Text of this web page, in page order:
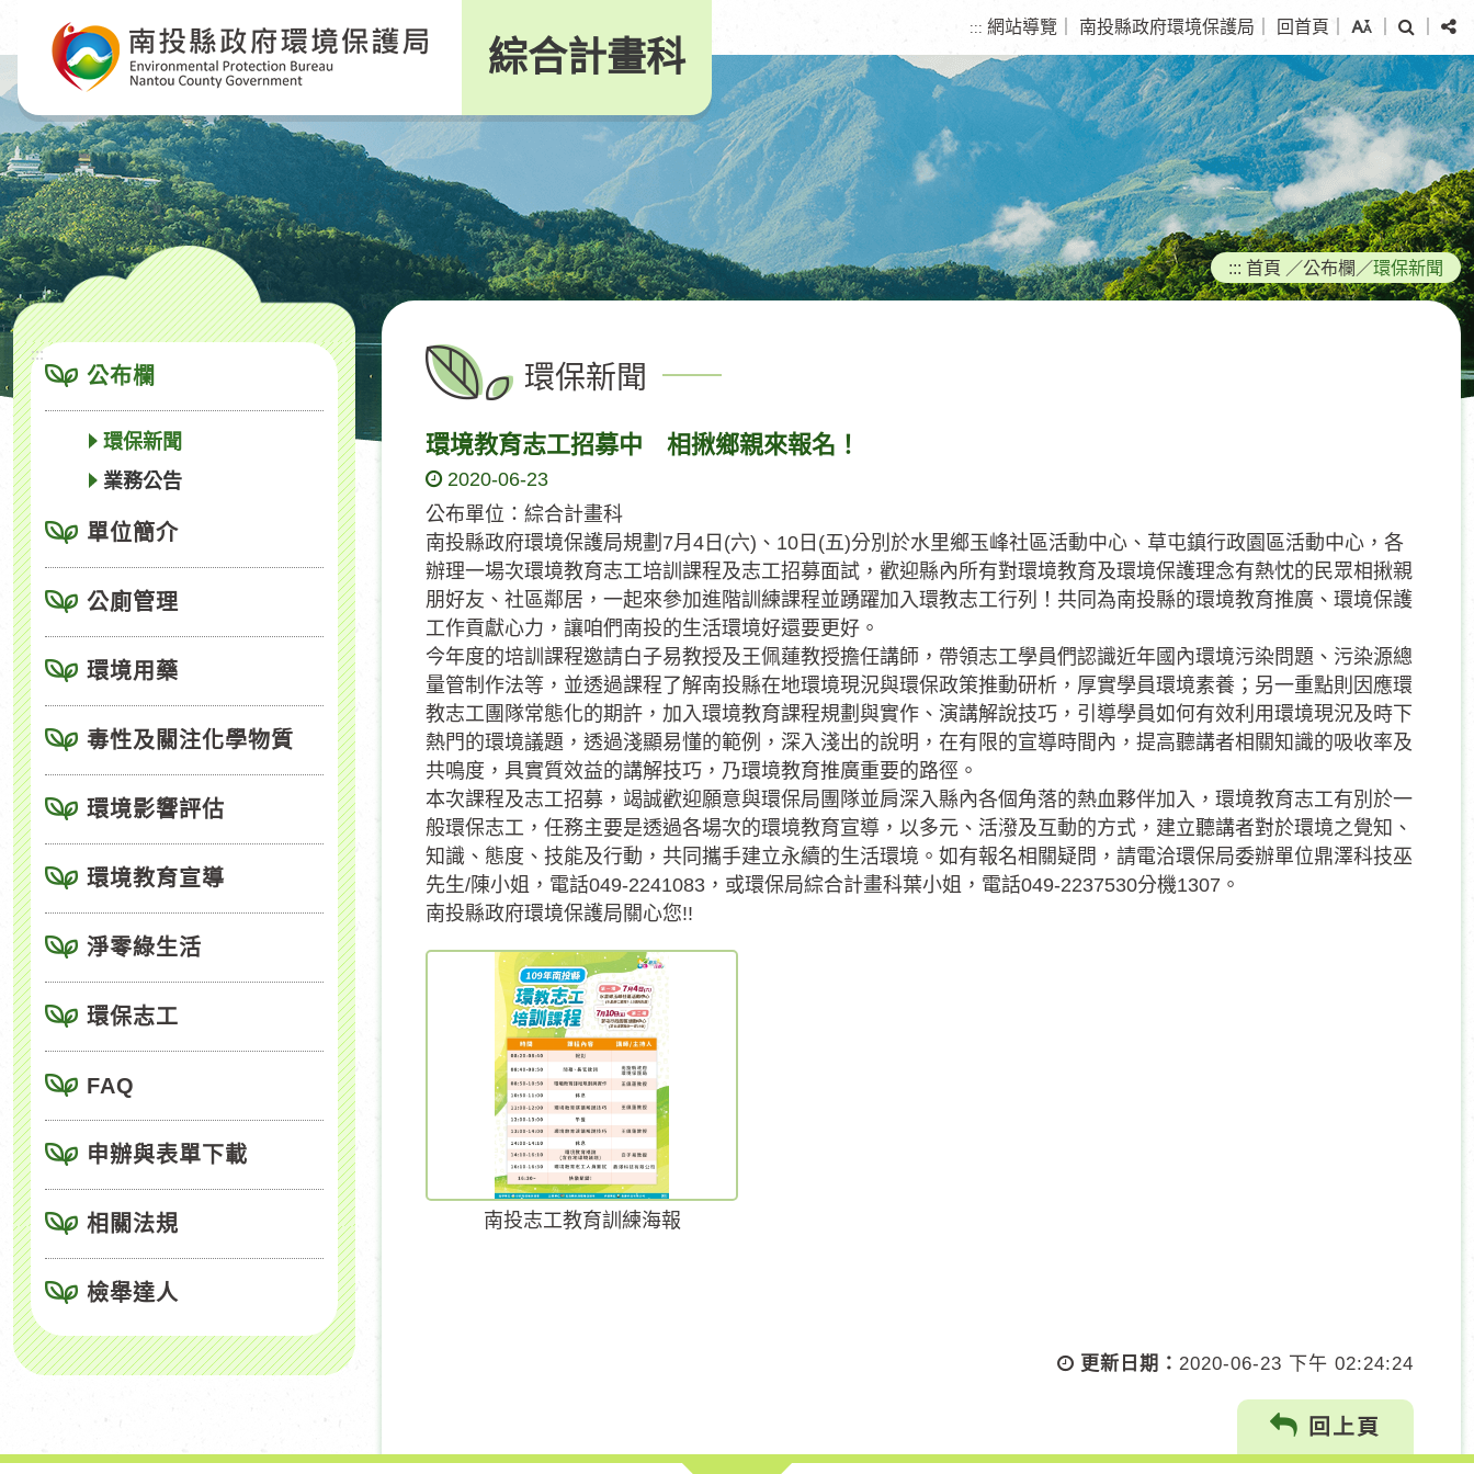
要
內
容
區
塊
綜合計畫科
::: 網站導覽 南投縣政府環境保護局 回首頁
尋
分
享
:::
公布欄
環保新聞
業務公告
單位簡介
公廁管理
環境用藥
毒性及關注化學物質
環境影響評估
環境教育宣導
淨零綠生活
環保志工
FAQ
申辦與表單下載
相關法規
檢舉達人
::: 首頁 ／公布欄 ／環保新聞
環保新聞
環境教育志工招募中 相揪鄉親來報名！
2020-06-23
公布單位：綜合計畫科
南投縣政府環境保護局規劃7月4日(六)、10日(五)分別於水里鄉玉峰社區活動中心、草屯鎮行政園區活動中心，各
辦理一場次環境教育志工培訓課程及志工招募面試，歡迎縣內所有對環境教育及環境保護理念有熱忱的民眾相揪親
朋好友、社區鄰居，一起來參加進階訓練課程並踴躍加入環教志工行列！共同為南投縣的環境教育推廣、環境保護
工作貢獻心力，讓咱們南投的生活環境好還要更好。
今年度的培訓課程邀請白子易教授及王佩蓮教授擔任講師，帶領志工學員們認識近年國內環境污染問題、污染源總
量管制作法等，並透過課程了解南投縣在地環境現況與環保政策推動研析，厚實學員環境素養；另一重點則因應環
教志工團隊常態化的期許，加入環境教育課程規劃與實作、演講解說技巧，引導學員如何有效利用環境現況及時下
熱門的環境議題，透過淺顯易懂的範例，深入淺出的說明，在有限的宣導時間內，提高聽講者相關知識的吸收率及
共鳴度，具實質效益的講解技巧，乃環境教育推廣重要的路徑。
本次課程及志工招募，竭誠歡迎願意與環保局團隊並肩深入縣內各個角落的熱血夥伴加入，環境教育志工有別於一
般環保志工，任務主要是透過各場次的環境教育宣導，以多元、活潑及互動的方式，建立聽講者對於環境之覺知、
知識、態度、技能及行動，共同攜手建立永續的生活環境。如有報名相關疑問，請電洽環保局委辦單位鼎澤科技巫
先生/陳小姐，電話049-2241083，或環保局綜合計畫科葉小姐，電話049-2237530分機1307。
南投縣政府環境保護局關心您!!
南投志工教育訓練海報
更新日期： 2020-06-23 下午 02:24:24
回上頁